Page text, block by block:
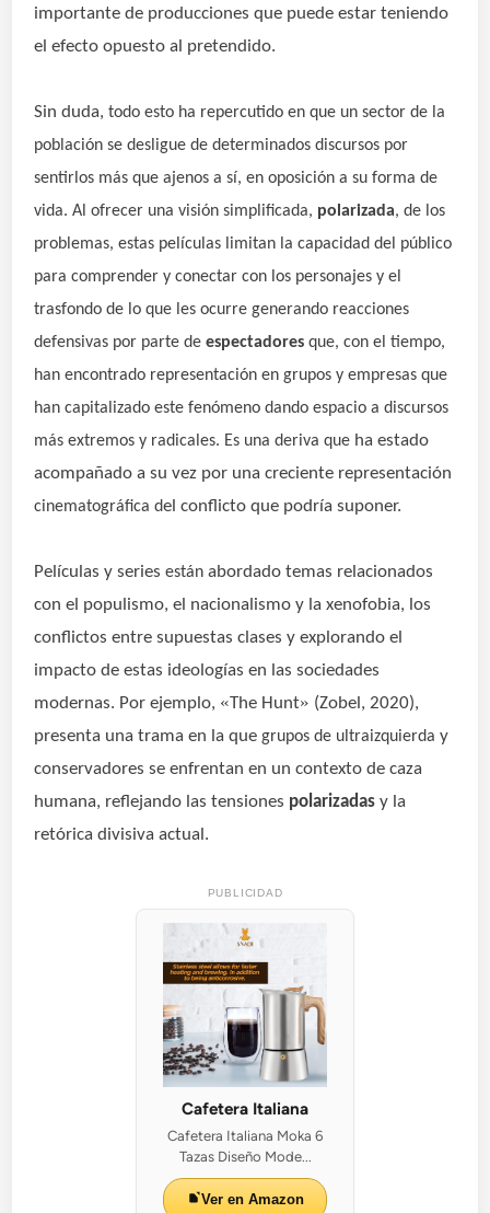
importante de producciones que puede estar teniendo
el efecto opuesto al pretendido.
Sin duda,todo esto ha repercutido en que un sector de la
población se desligue de determinados discursos por
sentirlos más que ajenos a sí, en oposición a su forma de
vida. Al ofrecer una visiónsimplificada, polarizada, de los
problemas, estas películas limitan la capacidad del público
para comprender y conectar con los personajes y el
trasfondo de lo que les ocurre generando reacciones
defensivas por parte deespectadores que, con el tiempo,
han encontrado representación en grupos y empresas que
han capitalizado este fenómeno dando espacio a discursos
más extremos y radicales. Es una deriva que ha estado
acompañado a su vez por una creciente representación
cinematográfica del conflicto que podría suponer.
Películas y seriesestánabordado temas relacionados
con el populismo, el nacionalismo y la xenofobia, los
conflictos entre supuestas clases y explorando el
impacto de estas ideologías en las sociedades
modernas. Por ejemplo, «The Hunt» (Zobel, 2020),
presenta una trama en la quegrupos de ultraizquierda y
conservadores se enfrentan en un contexto de caza
humana, reflejando las tensiones polarizadas y la
retórica divisiva actual.
PUBLICIDAD
Cafetera Italiana
Cafetera Italiana Moka 6
Tazas Diseño Mode...
Ver en Amazon